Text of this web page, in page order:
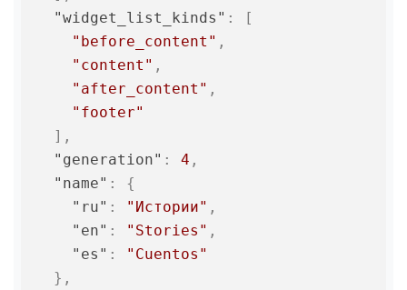
"widget_list_kinds" :
[
"before_content" ,
"content" ,
"after_content" ,
"footer"
] ,
"generation" : 4 ,
"name" :
{
"ru" : "Истории" ,
"en" : "Stories" ,
"es" :
"Cuentos"
} ,